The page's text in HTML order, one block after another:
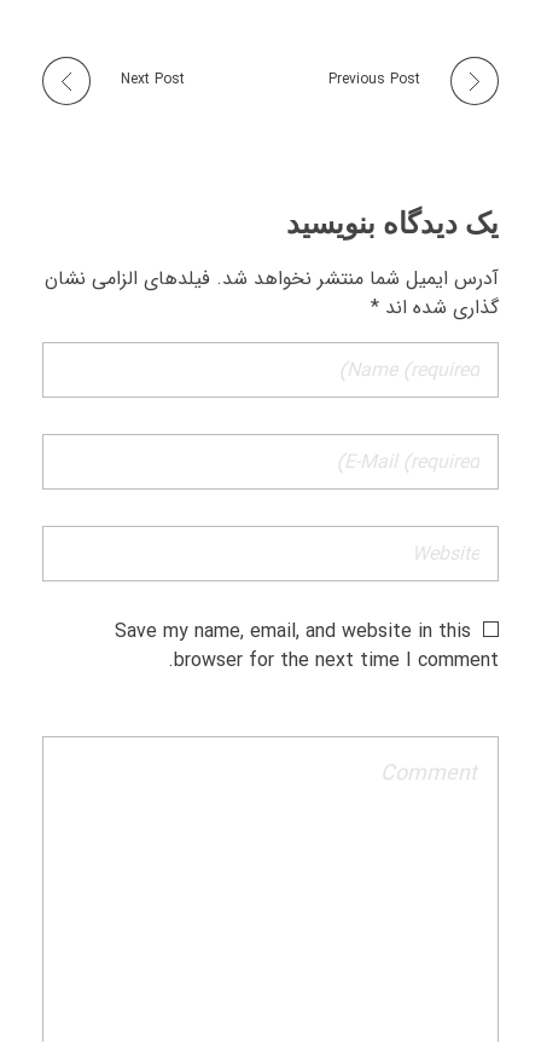
Previous Post
Next Post
یک دیدگاه بنویسید
آدرس ایمیل شما منتشر نخواهد شد. فیلدهای الزامی نشان
گذاری شده اند *
Save my name, email, and website in this
browser for the next time I comment.